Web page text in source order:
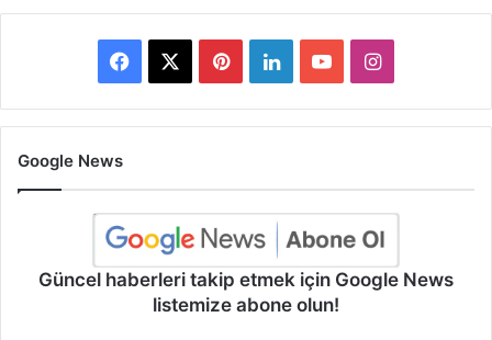
Facebook PinterestLinkedInYouTubeInstagram
Google News
Güncel haberleri takip etmek için Google News
listemize abone olun!